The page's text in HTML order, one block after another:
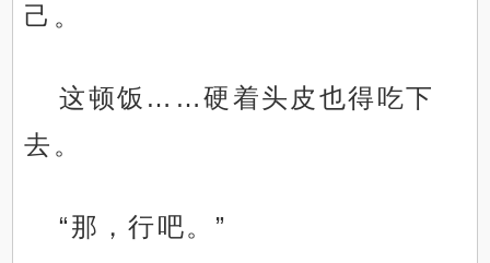
己。
这顿饭……硬着头皮也得吃下
去。
“那，行吧。”